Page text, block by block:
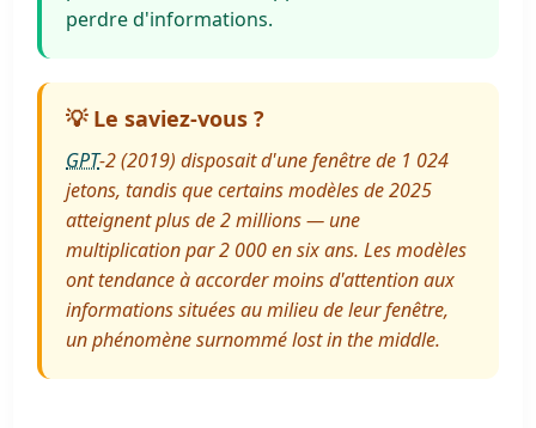
perdre d'informations.
💡 Le saviez-vous ?
GPT-2 (2019) disposait d'une fenêtre de 1 024
jetons, tandis que certains modèles de 2025
atteignent plus de 2 millions — une
multiplication par 2 000 en six ans. Les modèles
ont tendance à accorder moins d'attention aux
informations situées au milieu de leur fenêtre,
un phénomène surnommé lost in the middle.